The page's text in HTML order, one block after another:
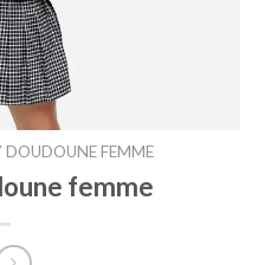
DOUDOUNE FEMME
femme